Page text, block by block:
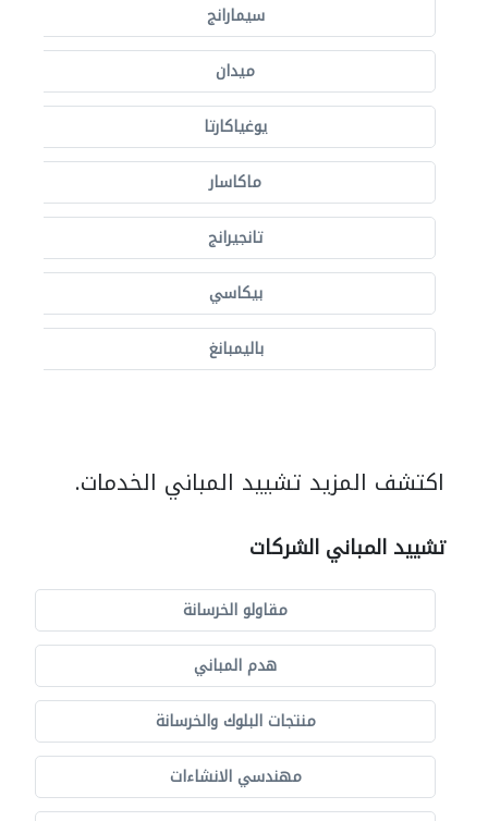
سيمارانج
ميدان
يوغياكارتا
ماكاسار
تانجيرانج
بيكاسي
باليمبانغ
اكتشف المزيد تشييد المباني الخدمات.
تشييد المباني الشركات
مقاولو الخرسانة
هدم المباني
منتجات البلوك والخرسانة
مهندسي الانشاءات